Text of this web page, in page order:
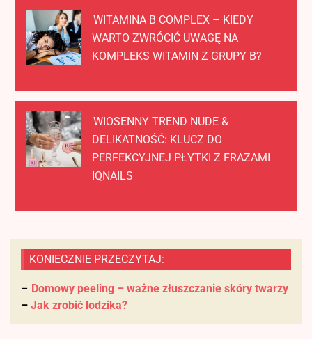
WITAMINA B COMPLEX – KIEDY
WARTO ZWRÓCIĆ UWAGĘ NA
KOMPLEKS WITAMIN Z GRUPY B?
WIOSENNY TREND NUDE &
DELIKATNOŚĆ: KLUCZ DO
PERFEKCYJNEJ PŁYTKI Z FRAZAMI
IQNAILS
KONIECZNIE PRZECZYTAJ:
– Domowy peeling – ważne złuszczanie skóry twarzy
– Jak zrobić lodzika?